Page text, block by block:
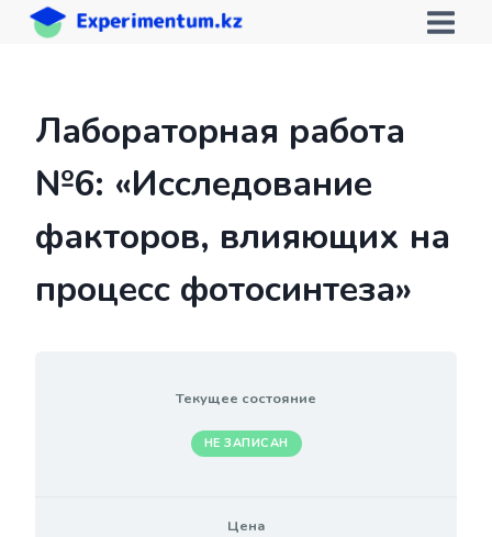
Перейти
Лабораторная работа
№6: «Исследование
факторов, влияющих на
процесс фотосинтеза»
Текущее состояние
НЕ ЗАПИСАН
Цена